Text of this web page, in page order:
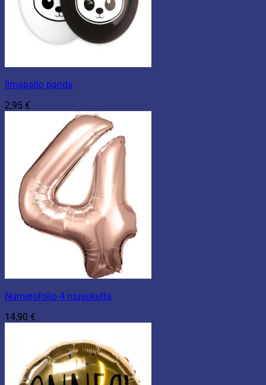
Ilmapallo panda
2,95 €
Numerofolio 4 ruusukulta
14,90 €